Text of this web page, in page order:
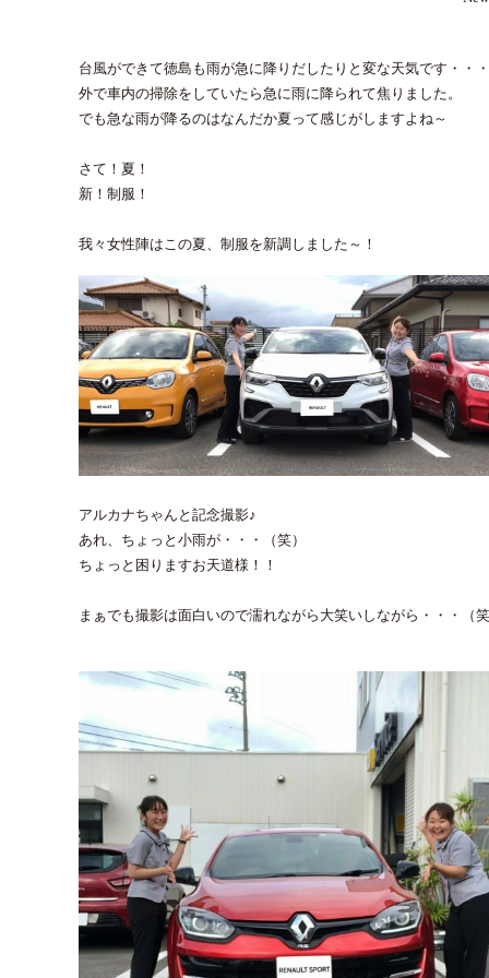
台風ができて徳島も雨が急に降りだしたりと変な天気です・・・
外で車内の掃除をしていたら急に雨に降られて焦りました。
でも急な雨が降るのはなんだか夏って感じがしますよね～
さて！夏！
新！制服！
我々女性陣はこの夏、制服を新調しました～！
アルカナちゃんと記念撮影♪
あれ、ちょっと小雨が・・・（笑）
ちょっと困りますお天道様！！
まぁでも撮影は面白いので濡れながら大笑いしながら・・・（